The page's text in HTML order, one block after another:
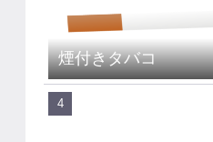
煙付きタバコ